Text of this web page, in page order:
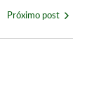
Próximo post